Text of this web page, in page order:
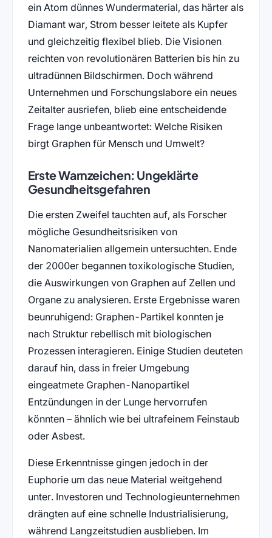
ein Atom dünnes Wundermaterial, das härter als
Diamant war, Strom besser leitete als Kupfer
und gleichzeitig flexibel blieb. Die Visionen
reichten von revolutionären Batterien bis hin zu
ultradünnen Bildschirmen. Doch während
Unternehmen und Forschungslabore ein neues
Zeitalter ausriefen, blieb eine entscheidende
Frage lange unbeantwortet: Welche Risiken
birgt Graphen für Mensch und Umwelt?
Erste Warnzeichen: Ungeklärte
Gesundheitsgefahren
Die ersten Zweifel tauchten auf, als Forscher
mögliche Gesundheitsrisiken von
Nanomaterialien allgemein untersuchten. Ende
der 2000er begannen toxikologische Studien,
die Auswirkungen von Graphen auf Zellen und
Organe zu analysieren. Erste Ergebnisse waren
beunruhigend: Graphen-Partikel konnten je
nach Struktur rebellisch mit biologischen
Prozessen interagieren. Einige Studien deuteten
darauf hin, dass in freier Umgebung
eingeatmete Graphen-Nanopartikel
Entzündungen in der Lunge hervorrufen
könnten – ähnlich wie bei ultrafeinem Feinstaub
oder Asbest.
Diese Erkenntnisse gingen jedoch in der
Euphorie um das neue Material weitgehend
unter. Investoren und Technologieunternehmen
drängten auf eine schnelle Industrialisierung,
während Langzeitstudien ausblieben. Im